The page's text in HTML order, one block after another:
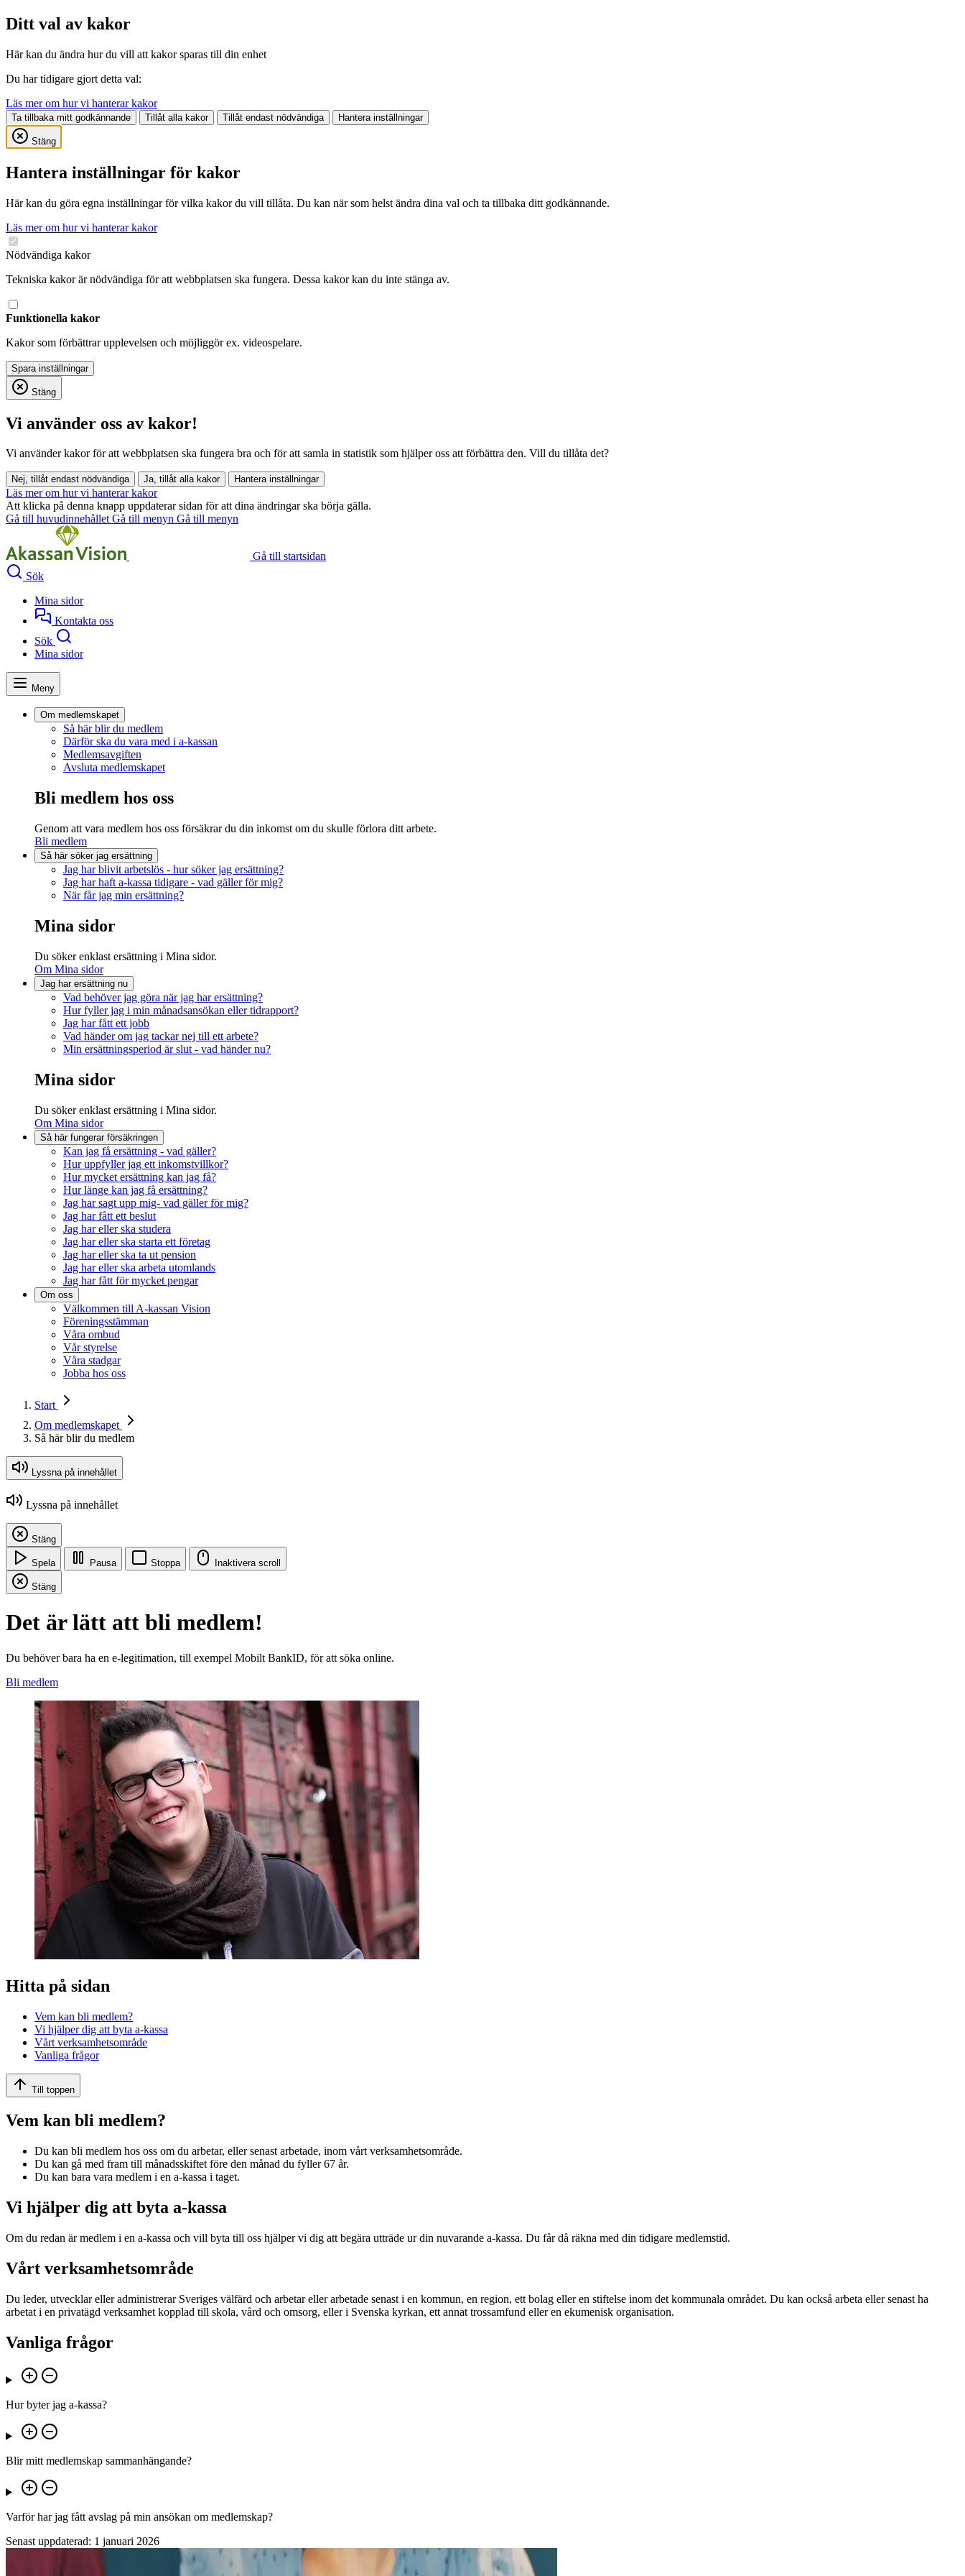
Ditt val av kakor
Här kan du ändra hur du vill att kakor sparas till din enhet
Du har tidigare gjort detta val:
Läs mer om hur vi hanterar kakor
Ta tillbaka mitt godkännande Tillåt alla kakor Tillåt endast nödvändiga Hantera inställningar
Stäng
Hantera inställningar för kakor
Här kan du göra egna inställningar för vilka kakor du vill tillåta. Du kan när som helst ändra dina val och ta tillbaka ditt godkännande.
Läs mer om hur vi hanterar kakor
Nödvändiga kakor
Tekniska kakor är nödvändiga för att webbplatsen ska fungera. Dessa kakor kan du inte stänga av.
Funktionella kakor
Kakor som förbättrar upplevelsen och möjliggör ex. videospelare.
Stäng
Vi använder oss av kakor!
Vi använder kakor för att webbplatsen ska fungera bra och för att samla in statistik som hjälper oss att förbättra den. Vill du tillåta det?
Nej, tillåt endast nödvändiga Ja, tillåt alla kakor Hantera inställningar
Läs mer om hur vi hanterar kakor
Att klicka på denna knapp uppdaterar sidan för att dina ändringar ska börja gälla.
Gå till huvudinnehålletGå till menyn Gå till menyn
Gå till startsidan
Sök
Mina sidor
Kontakta oss
Sök
Mina sidor
Meny
Om medlemskapet
Så här blir du medlem
Därför ska du vara med i a-kassan
Medlemsavgiften
Avsluta medlemskapet
Bli medlem hos oss
Genom att vara medlem hos oss försäkrar du din inkomst om du skulle förlora ditt arbete.
Bli medlem
Så här söker jag ersättning
Jag har blivit arbetslös - hur söker jag ersättning?
Jag har haft a-kassa tidigare - vad gäller för mig?
När får jag min ersättning?
Mina sidor
Du söker enklast ersättning i Mina sidor.
Om Mina sidor
Jag har ersättning nu
Vad behöver jag göra när jag har ersättning?
Hur fyller jag i min månadsansökan eller tidrapport?
Jag har fått ett jobb
Vad händer om jag tackar nej till ett arbete?
Min ersättningsperiod är slut - vad händer nu?
Mina sidor
Du söker enklast ersättning i Mina sidor.
Om Mina sidor
Så här fungerar försäkringen
Kan jag få ersättning - vad gäller?
Hur uppfyller jag ett inkomstvillkor?
Hur mycket ersättning kan jag få?
Hur länge kan jag få ersättning?
Jag har sagt upp mig- vad gäller för mig?
Jag har fått ett beslut
Jag har eller ska studera
Jag har eller ska starta ett företag
Jag har eller ska ta ut pension
Jag har eller ska arbeta utomlands
Jag har fått för mycket pengar
Om oss
Välkommen till A-kassan Vision
Föreningsstämman
Våra ombud
Vår styrelse
Våra stadgar
Jobba hos oss
Start
Om medlemskapet
Så här blir du medlem
Lyssna på innehållet
Lyssna på innehållet
Stäng
Spela Pausa Stoppa Inaktivera scroll
Stäng
Det är lätt att bli medlem!
Du behöver bara ha en e-legitimation, till exempel Mobilt BankID, för att söka online.
Bli medlem
Hitta på sidan
Vem kan bli medlem?
Vi hjälper dig att byta a-kassa
Vårt verksamhetsområde
Vanliga frågor
Till toppen
Vem kan bli medlem?
Du kan bli medlem hos oss om du arbetar, eller senast arbetade, inom vårt verksamhetsområde.
Du kan gå med fram till månadsskiftet före den månad du fyller 67 år.
Du kan bara vara medlem i en a-kassa i taget.
Vi hjälper dig att byta a-kassa
Om du redan är medlem i en a-kassa och vill byta till oss hjälper vi dig att begära utträde ur din nuvarande a-kassa. Du får då räkna med din tidigare medlemstid.
Vårt verksamhetsområde
Du leder, utvecklar eller administrerar Sveriges välfärd och arbetar eller arbetade senast i en kommun, en region, ett bolag eller en stiftelse inom det kommunala området. Du kan också arbeta eller senast ha
arbetat i en privatägd verksamhet kopplad till skola, vård och omsorg, eller i Svenska kyrkan, ett annat trossamfund eller en ekumenisk organisation.
Vanliga frågor
Hur byter jag a-kassa?
Blir mitt medlemskap sammanhängande?
Varför har jag fått avslag på min ansökan om medlemskap?
Senast uppdaterad: 1 januari 2026